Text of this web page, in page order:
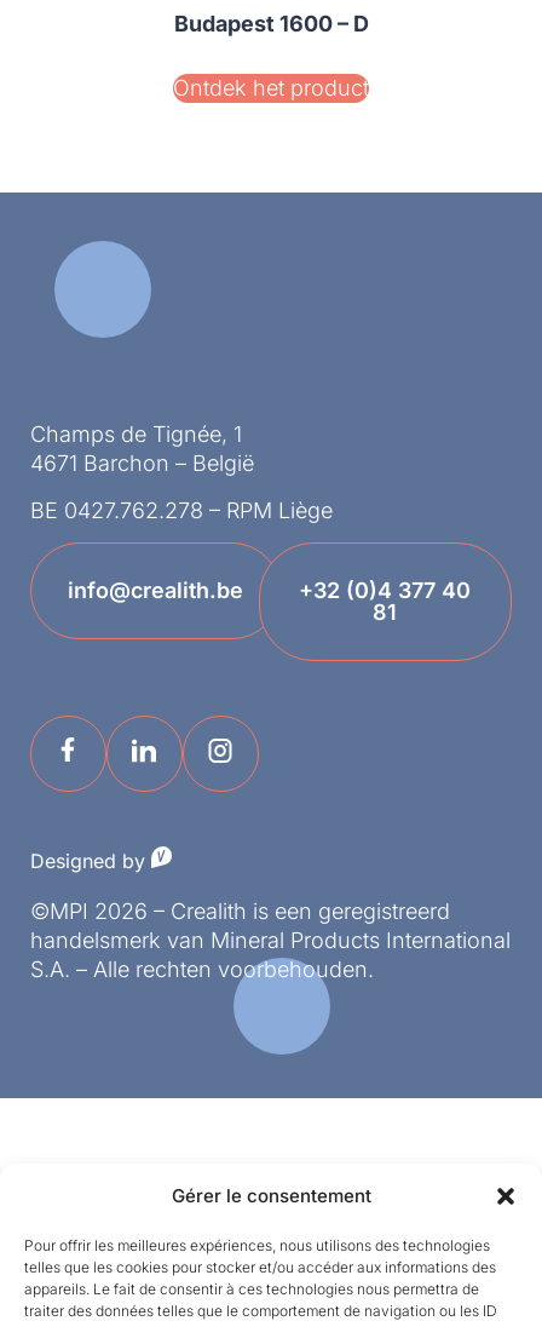
Gérer le consentement
Pour offrir les meilleures expériences, nous utilisons des technologies
telles que les cookies pour stocker et/ou accéder aux informations des
appareils. Le fait de consentir à ces technologies nous permettra de
traiter des données telles que le comportement de navigation ou les ID
Budapest 1600 – D
Ontdek het product
Champs de Tignée, 1
4671 Barchon – België
BE 0427.762.278 – RPM Liège
info@crealith.be
+32 (0)4 377 40
81
©MPI 2026 – Crealith is een geregistreerd
handelsmerk van Mineral Products International
S.A. – Alle rechten voorbehouden.
Designed by